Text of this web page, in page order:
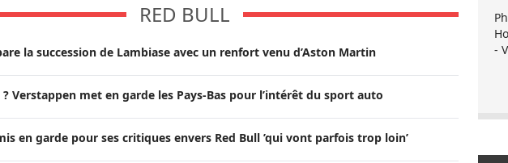
RED BULL
la succession de Lambiase avec un renfort venu d’Aston Martin
? Verstappen met en garde les Pays-Bas pour l’intérêt du sport auto
en garde pour ses critiques envers Red Bull ’qui vont parfois trop loin’
-